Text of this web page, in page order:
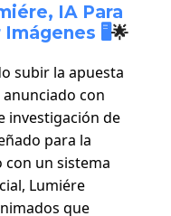
IA Para
🖥️🌟
subir la apuesta
anunciado con
investigación de
para la
con un sistema
Lumiére
que